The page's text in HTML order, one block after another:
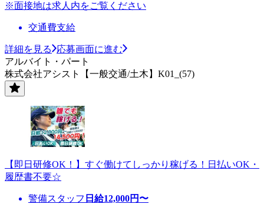
※面接地は求人内をご覧ください
交通費支給
詳細を見る
応募画面に進む
アルバイト・パート
株式会社アシスト【一般交通/土木】K01_(57)
【即日研修OK！】すぐ働けてしっかり稼げる！日払いOK・
履歴書不要☆
警備スタッフ 日給12,000円〜